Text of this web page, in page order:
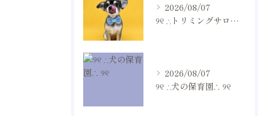
2026/08/07
୨୧ ∴トリミングサロン∴ ୨୧
2026/08/07
୨୧ ∴犬の保育園∴ ୨୧